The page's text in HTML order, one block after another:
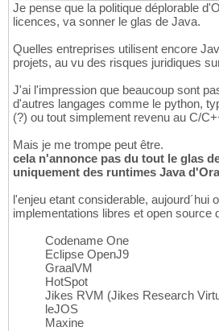
Je pense que la politique déplorable
licences, va sonner le glas de Java.
Quelles entreprises utilisent encore
projets, au vu des risques juridiques
J'ai l'impression que beaucoup sont
d'autres langages comme le python,
(?) ou tout simplement revenu au C/
Mais je me trompe peut être.
cela n'annonce pas du tout le glas
uniquement des runtimes Java
l'enjeu etant considerable, aujourd´hui
implementations libres et open source
Codename One
Eclipse OpenJ9
GraalVM
HotSpot
Jikes RVM (Jikes Research
leJOS
Maxine